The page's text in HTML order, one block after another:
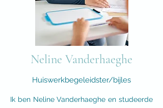
Neline Vanderhaeghe
Huiswerkbegeleidster/bijles
Ik ben Neline Vanderhaeghe en studeerde